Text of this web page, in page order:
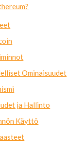
Ominaisuudet
ja Hallinto
Käyttö